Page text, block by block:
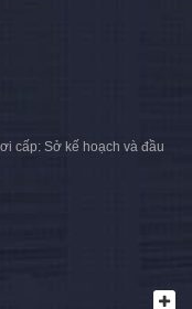
cấp: Sở kế hoạch và đầu